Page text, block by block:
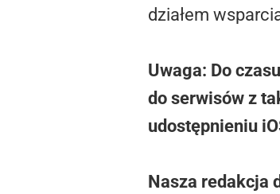
działem
Uwaga: Do
do serwisów z
udostępnieniu
Nasza redakcja